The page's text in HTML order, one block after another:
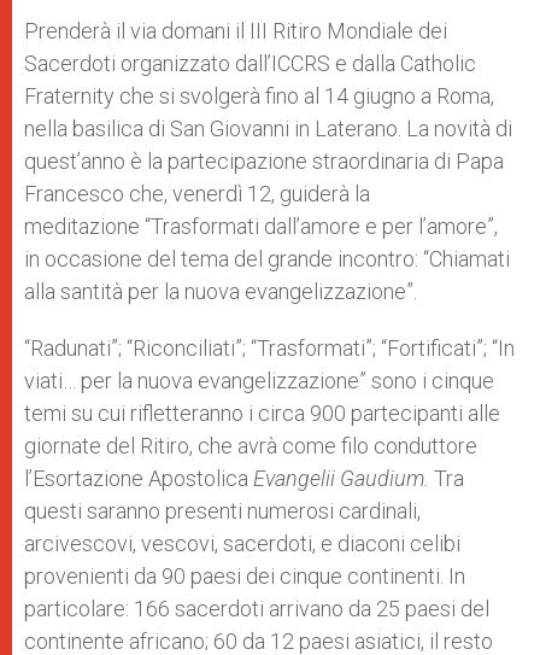
p
p
g
e
r
o
k
r
Prenderà il via domani il III Ritiro Mondiale dei
Sacerdoti organizzato dall’ICCRS e dalla Catholic
Fraternity che si svolgerà fino al 14 giugno a Roma,
nella basilica di San Giovanni in Laterano. La novità di
quest’anno è la partecipazione straordinaria di Papa
Francesco che, venerdì 12, guiderà la
meditazione “Trasformati dall’amore e per l’amore”,
in occasione del tema del grande incontro: “Chiamati
alla santità per la nuova evangelizzazione”.
“Radunati”; “Riconciliati”; “Trasformati”; “Fortificati”; “In
viati… per la nuova evangelizzazione” sono i cinque
temi su cui rifletteranno i circa 900 partecipanti alle
giornate del Ritiro, che avrà come filo conduttore
l’Esortazione Apostolica Evangelii Gaudium. Tra
questi saranno presenti numerosi cardinali,
arcivescovi, vescovi, sacerdoti, e diaconi celibi
provenienti da 90 paesi dei cinque continenti. In
particolare: 166 sacerdoti arrivano da 25 paesi del
continente africano; 60 da 12 paesi asiatici, il resto